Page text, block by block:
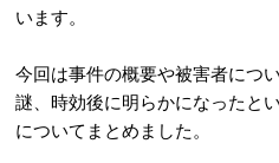
います。
今回は事件の概要や被害者につ
謎、時効後に明らかになったと
についてまとめました。